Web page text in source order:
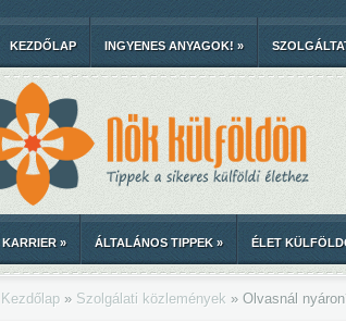
KEZDŐLAP INGYENES ANYAGOK! »
KARRIER» ÁLTALÁNOS TIPPEK » ÉLET
Kezdőlap » Szolgálati közlemények » Olvasnál